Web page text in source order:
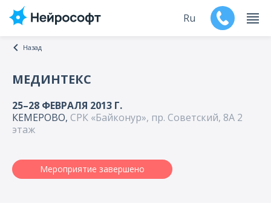
Поддержка
Ru
Назад
МЕДИНТЕКС
25–28 ФЕВРАЛЯ 2013 Г.
КЕМЕРОВО, СРК «Байконур», пр. Советский, 8А 2
этаж
Мероприятие завершено